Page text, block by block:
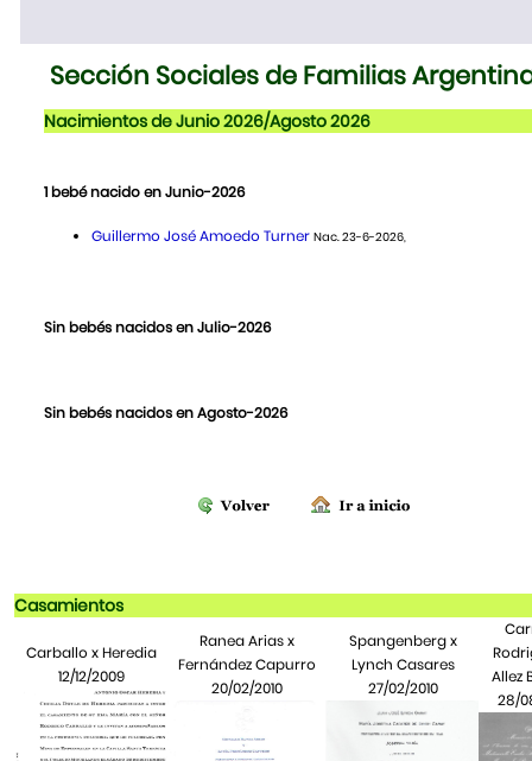
Sección Sociales de Familias
Nacimientos de Junio 2026/Agosto 2026
1 bebé nacido en Junio-2026
Guillermo José Amoedo Turner Nac. 23-6-2026,
Sin bebés nacidos en Julio-2026
Sin bebés nacidos en Agosto-2026
Casamientos
Carballo x Heredia
12/12/2009
Ranea Arias x
Fernández Capurro
20/02/2010
Spangenberg x
Lynch Casares
27/02/2010
Allez
28/